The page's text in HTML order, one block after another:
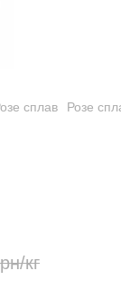
сплав Розе
кг